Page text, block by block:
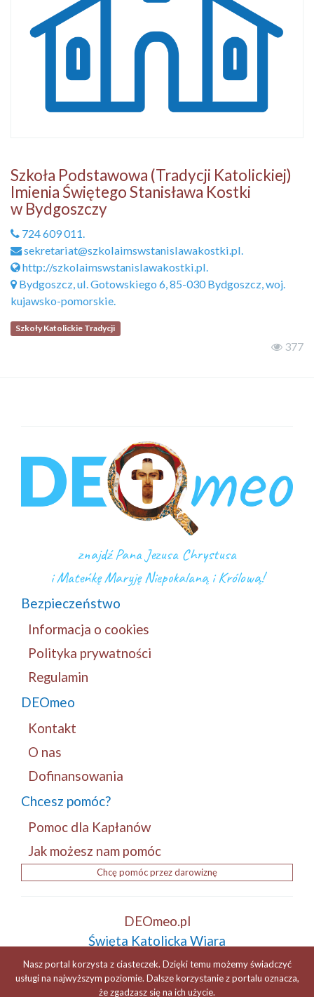
Szkoła Podstawowa (Tradycji Katolickiej)
Imienia Świętego Stanisława Kostki
w Bydgoszczy
724 609 011.
sekretariat@szkolaimswstanislawakostki.pl.
http://szkolaimswstanislawakostki.pl.
Bydgoszcz, ul. Gotowskiego 6, 85-030 Bydgoszcz, woj.
kujawsko-pomorskie.
Szkoły Katolickie Tradycji
377
znajdź Pana Jezusa Chrystusa
i Mateńkę Maryję Niepokalaną i Królową!
Bezpieczeństwo
Informacja o cookies
Polityka prywatności
Regulamin
DEOmeo
Kontakt
O nas
Dofinansowania
Chcesz pomóc?
Pomoc dla Kapłanów
Jak możesz nam pomóc
Chcę pomóc przez darowiznę
DEOmeo.pl
Święta Katolicka Wiara
Tradycja i Patriotyzm
ZDROWAŚ MARYJO...! +
Nasz portal korzysta z ciasteczek. Dzięki temu możemy świadczyć
usługi na najwyższym poziomie. Dalsze korzystanie z portalu oznacza,
że zgadzasz się na ich użycie.